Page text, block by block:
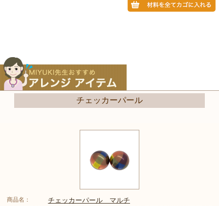
チェッカーパール
商品名： チェッカーパール マルチ